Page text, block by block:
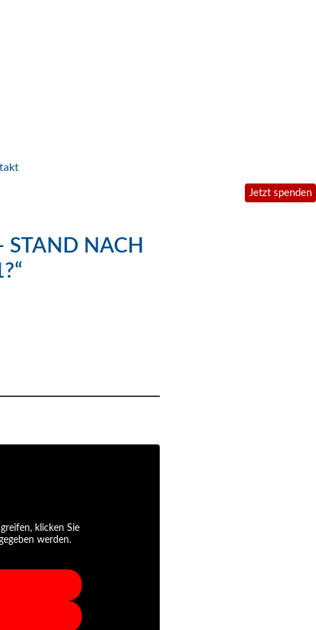
Jetzt spenden
STAND NACH
klicken Sie
werden.